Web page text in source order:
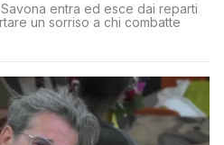
entra ed esce dai reparti
un sorriso a chi combatte